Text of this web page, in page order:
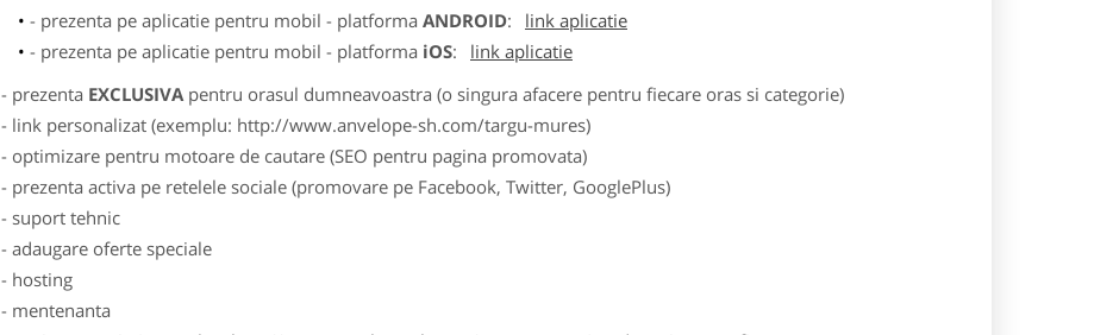
- prezenta pe aplicatie pentru mobil - platforma ANDROID:
link aplicatie
- prezenta pe aplicatie pentru mobil - platforma iOS:
link aplicatie
- prezenta EXCLUSIVApentru orasul dumneavoastra (o singura afacere pentru fiecare oras si categorie)
- link personalizat (exemplu: http://www.anvelope-sh.com/targu-mures)
- optimizare pentru motoare de cautare (SEO pentru pagina promovata)
- prezenta activa pe retelele sociale (promovare pe Facebook, Twitter, GooglePlus)
- suport tehnic
- adaugare oferte speciale
- hosting
- mentenanta